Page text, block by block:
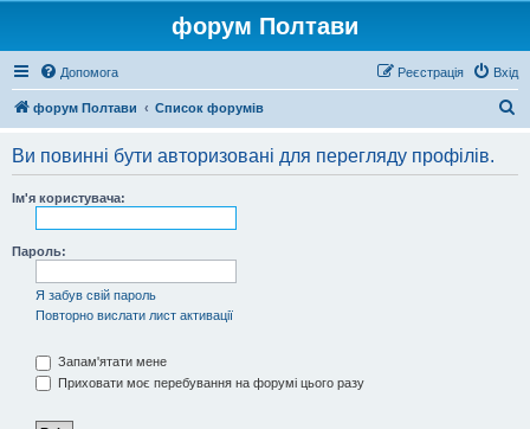
форум Полтави
Допомога Вхід
Реєстрація
форум Полтави Список форумів
Ви повинні бути авторизовані для перегляду профілів.
Ім'я користувача:
Пароль:
Я забув свій пароль
Повторно вислати лист активації
Запам'ятати мене
Приховати моє перебування на форумі цього разу